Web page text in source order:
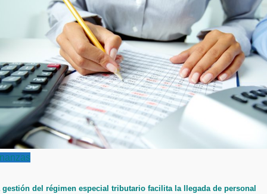
gestión del régimen especial tributario facilita la llegada de personal